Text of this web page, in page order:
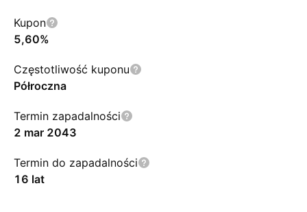
Kupon
5,60%
Częstotliwość kuponu
Półroczna
Termin zapadalności
2 mar 2043
Termin do zapadalności
16 lat